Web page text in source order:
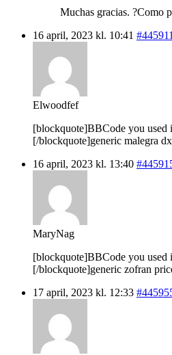
Muchas gracias. ?Como
16 april, 2023 kl. 10:41 #445911
Elwoodfef
[blockquote]BBCode you used
[/blockquote]generic malegra
16 april, 2023 kl. 13:40
MaryNag
[blockquote]BBCode you used
[/blockquote]generic zofran
17 april, 2023 kl. 12:33